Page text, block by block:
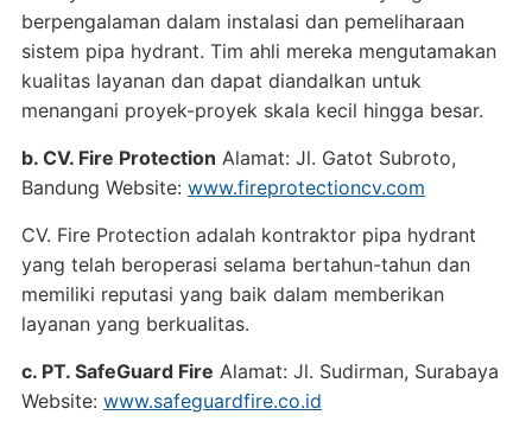
berpengalaman dalam instalasi dan pemeliharaan
sistem pipa hydrant. Tim ahli mereka mengutamakan
kualitas layanan dan dapat diandalkan untuk
menangani proyek-proyek skala kecil hingga besar.
b. CV. Fire Protection Alamat: Jl. Gatot Subroto,
Bandung Website: www.fireprotectioncv.com
CV. Fire Protection adalah kontraktor pipa hydrant
yang telah beroperasi selama bertahun-tahun dan
memiliki reputasi yang baik dalam memberikan
layanan yang berkualitas.
c. PT. SafeGuard Fire Alamat: Jl. Sudirman, Surabaya
Website: www.safeguardfire.co.id